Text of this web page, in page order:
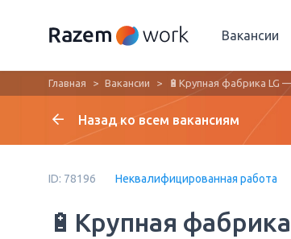
Вакансии
Главная Вакансии 🔋Крупная фабрика LG
Назад ко всем вакансиям
ID: 78196 Неквалифицированная работа
🔋Крупная